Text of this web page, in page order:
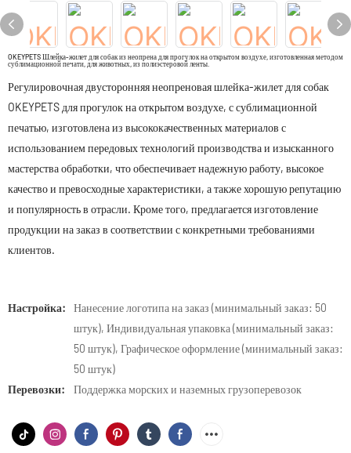
OKEYPETS Шлейка-жилет для собак из неопрена для прогулок на открытом воздухе, изготовленная методом
сублимационной печати, для животных, из полиэстеровой ленты.
Регулировочная двусторонняя неопреновая шлейка-жилет для собак
OKEYPETS для прогулок на открытом воздухе, с сублимационной
печатью, изготовлена ​​из высококачественных материалов с
использованием передовых технологий производства и изысканного
мастерства обработки, что обеспечивает надежную работу, высокое
качество и превосходные характеристики, а также хорошую репутацию
и популярность в отрасли. Кроме того, предлагается изготовление
продукции на заказ в соответствии с конкретными требованиями
клиентов.
Настройка:
Нанесение логотипа на заказ (минимальный заказ: 50
штук), Индивидуальная упаковка (минимальный заказ:
50 штук), Графическое оформление (минимальный заказ:
50 штук)
Перевозки:
Поддержка морских и наземных грузоперевозок